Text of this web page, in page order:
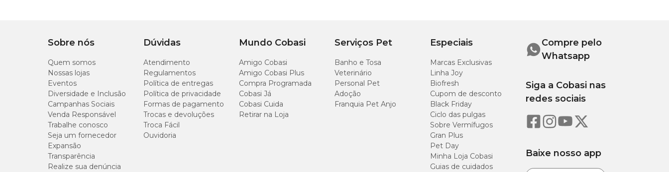
Com som Não
Os brinquedos interativos são grandes aliados para o desenvolvimento físico e mental de cães e gatos, pois além de gastarem energia, esses brinquedos
Indicação do Brinquedo Interativo Labirinto Pet Games
Brinquedo Interativo Labirinto Pet Games
é indicado para cães de pequeno porte e para gatos de todas as idades. É muito importante que o tutor
supervisione sempre a brincadeira.
Quais rações podem ser usadas no Brinquedo Labirinto?
No Brinquedo Labirinto é possível colocar rações úmidas, naturais, alimentos viscosos como patês ou frutas trituradas frescas ou congeladas. Você pode
abastecer de acordo com a preferência do pet.
Sobre nós
Quem somos
Nossas lojas
Eventos
Diversidade e Inclusão
Campanhas Sociais
Venda Responsável
Trabalhe conosco
Seja um fornecedor
Expansão
Transparência
Realize sua denúncia
Dúvidas
Atendimento
Regulamentos
Política de entregas
Política de privacidade
Formas de pagamento
Trocas e devoluções
Troca Fácil
Ouvidoria
Mundo Cobasi
Amigo Cobasi
Amigo Cobasi Plus
Compra Programada
Cobasi Já
Cobasi Cuida
Retirar na Loja
Serviços Pet
Banho e Tosa
Veterinário
Personal Pet
Adoção
Franquia Pet Anjo
Especiais
Marcas Exclusivas
Linha Joy
Biofresh
Cupom de desconto
Black Friday
Ciclo das pulgas
Sobre Vermífugos
Gran Plus
Pet Day
Minha Loja Cobasi
Guias de cuidados
Compre pelo
Whatsapp
Siga a Cobasi nas
redes sociais
Baixe nosso app